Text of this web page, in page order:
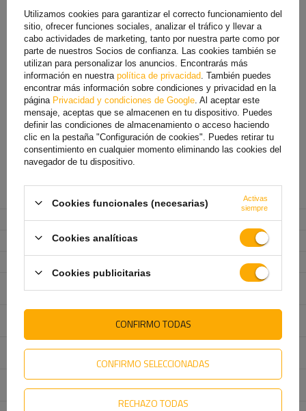
longitud de una correa de amarre bajo plena carga. Este valor,
expresado como porcentaje, indica cuánto puede estirarse la correa
desde su longitud inicial.La extensibilidad máxima, generalmente
alrededor del 7%, permite que la correa absorba los impactos y los
cambios repentinos de fuerza durante el transporte, protegiendo aún
más la carga de daños.
PARA DESCARGAR
Correas y cinchas de transporte
Fabricante
UNITRAILER
Código del producto
UT000339
Longitud de la cinta
4 m
tensión (LC)
Fuerza de la correa en
Fuerza de tracción
280 daN
Fuerza manual estándar
(SHF)
50 daN
Utilizamos cookies para garantizar el correcto funcionamiento del
sitio, ofrecer funciones sociales, analizar el tráfico y llevar a
cabo actividades de marketing, tanto por nuestra parte como por
parte de nuestros Socios de confianza. Las cookies también se
utilizan para personalizar los anuncios. Encontrarás más
información en nuestra política de privacidad . También puedes
encontrar más información sobre condiciones y privacidad en la
página Privacidad y condiciones de Google . Al aceptar este
mensaje, aceptas que se almacenen en tu dispositivo. Puedes
definir las condiciones de almacenamiento o acceso haciendo
clic en la pestaña "Configuración de cookies". Puedes retirar tu
consentimiento en cualquier momento eliminando las cookies del
navegador de tu dispositivo.
Cookies funcionales (necesarias)
Activas
siempre
Cookies analíticas
Cookies publicitarias
CONFIRMO SELECCIONADAS
RECHAZO TODAS
CONFIRMO TODAS